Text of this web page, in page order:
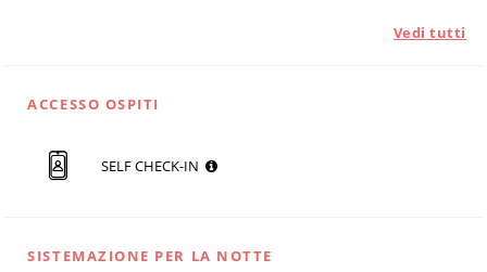
Vedi tutti
ACCESSO OSPITI
SELF CHECK-IN
SISTEMAZIONE PER LA NOTTE